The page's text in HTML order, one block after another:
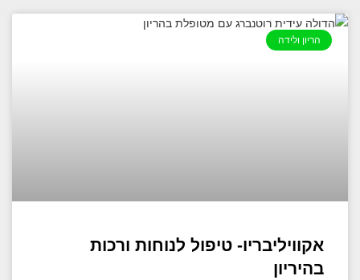
הריון ולידה
אקוויליבריו- טיפול לנוחות ורכות
בהיריון